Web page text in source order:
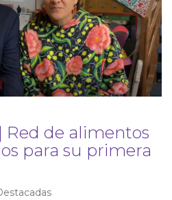
Red de alimentos
para su primera